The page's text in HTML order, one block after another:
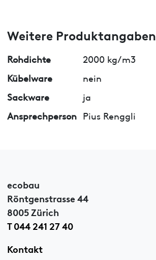
Weitere Produktangaben
Rohdichte
2000 kg/m3
Kübelware
nein
Sackware
ja
Ansprechperson Pius Renggli
ecobau
Röntgenstrasse 44
8005 Zürich
T 044 241 27 40
Kontakt